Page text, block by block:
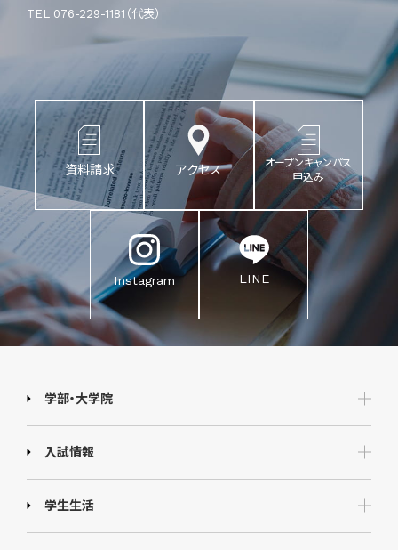
TEL 076-229-1181（代表）
資料請求 アクセス
オープンキャンパス
申込み
Instagram LINE
学部・大学院
入試情報
学生生活